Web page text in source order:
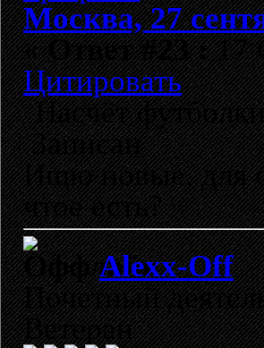
Москва, 27
«Ответ #23 :17
Цитировать
Насчёт
Записан
Ищю новые, для
чтое есть?
Alexx-Off
Почетный
Ветеран